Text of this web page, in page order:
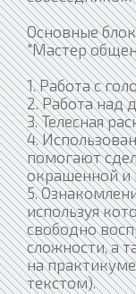
Основные
"Мастер
1. Работа с
2. Работа над
3. Телесная
4.
помогают
окрашенной и
5.
используя
свободно
сложности, а
на
текстом).